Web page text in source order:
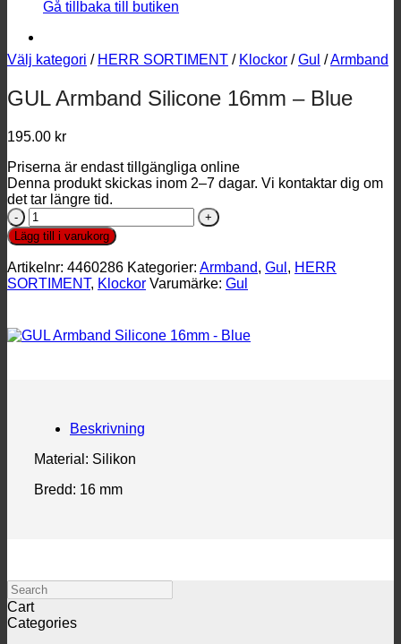
Gå tillbaka till butiken
Välj kategori / HERR SORTIMENT / Klockor / Gul /Armband
GUL Armband Silicone 16mm – Blue
195.00 kr
Priserna är endast tillgängliga online
Denna produkt skickas inom 2–7 dagar. Vi kontaktar dig om
det tar längre tid.
GUL
Armband
Silicone
16mm
-
Blue
Lägg till i varukorg
Artikelnr: 4460286 Kategorier: Armband, Gul , HERR
SORTIMENT, Klockor Varumärke: Gul
Beskrivning
Material: Silikon
Bredd: 16 mm
Search
Cart
Categories